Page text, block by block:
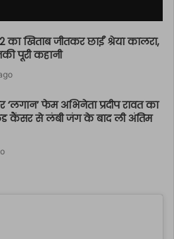
खिताब जीतकर छाईं श्रेया कालरा,
पूरी कहानी
‘लगान’ फेम अभिनेता प्रदीप रावत का
कैंसर से लंबी जंग के बाद ली अंतिम